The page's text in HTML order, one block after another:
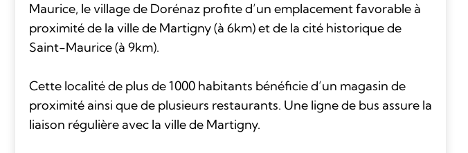
Maurice, le village de Dorénaz profite d’un emplacement favorable à
proximité de la ville de Martigny (à 6km) et de la cité historique de
Saint-Maurice (à 9km).
Cette localité de plus de 1000 habitants bénéficie d’un magasin de
proximité ainsi que de plusieurs restaurants. Une ligne de bus assure la
liaison régulière avec la ville de Martigny.